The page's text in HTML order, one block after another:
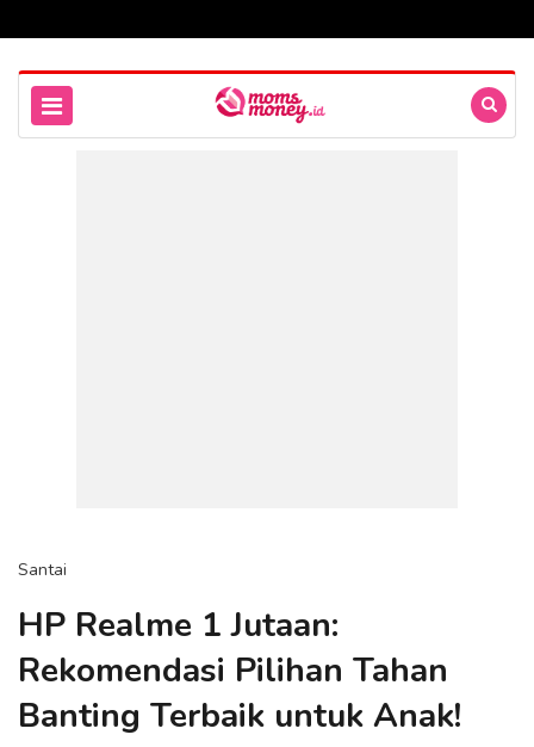
Santai
HP Realme 1 Jutaan:
Rekomendasi Pilihan Tahan
Banting Terbaik untuk Anak!